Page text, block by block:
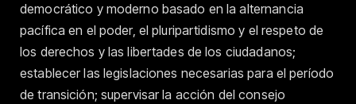
democrático y moderno basado en la alternancia
pacífica en el poder, el pluripartidismo y el respeto de
los derechos y las libertades de los ciudadanos;
establecer las legislaciones necesarias para el período
de transición; supervisar la acción del consejo